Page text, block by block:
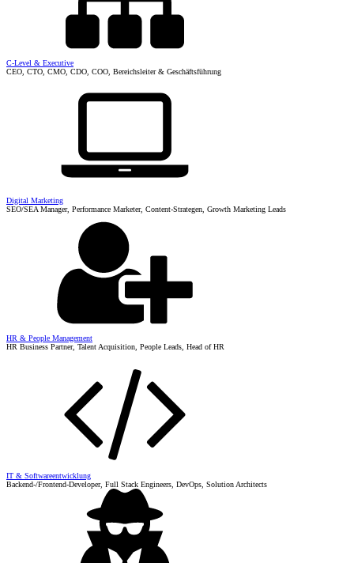
C-Level & Executive
CEO, CTO, CMO, CDO, COO, Bereichsleiter & Geschäftsführung
Digital Marketing
SEO/SEA Manager, Performance Marketer, Content-Strategen, Growth Marketing Leads
HR & People Management
HR Business Partner, Talent Acquisition, People Leads, Head of HR
IT & Softwareentwicklung
Backend-/Frontend-Developer, Full Stack Engineers, DevOps, Solution Architects